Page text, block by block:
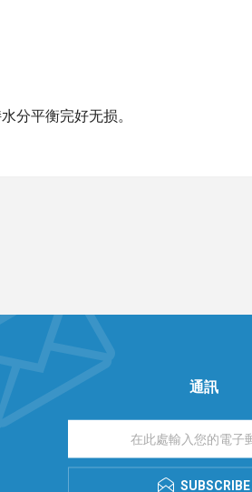
分平衡完好无损。
通訊
SUBSCRIBE